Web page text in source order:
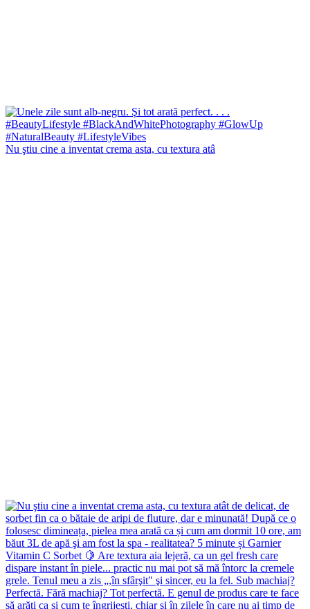
Nu ştiu cine a inventat crema asta, cu textura atâ